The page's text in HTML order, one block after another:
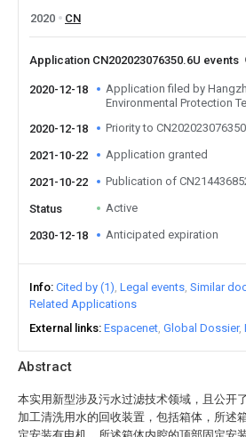
Abstract
本实用新型涉及污水过滤技术领域，且公开
加工清洗用水的回收装置，包括箱体，所述
2020
CN
Application CN202023076350.6U events
2020-12-18
Application filed by
Environmental Protection
2020-12-18
Priority to
2021-10-22 Application granted
2021-10-22 Publication of
Status Active
2030-12-18 Anticipated expiration
Info Cited by (1) Legal events Similar
Related Applications
External links Espacenet Global Dossier